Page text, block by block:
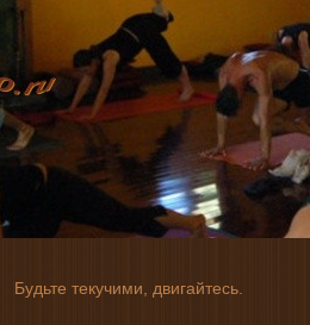
Будьте текучими, двигайтесь.